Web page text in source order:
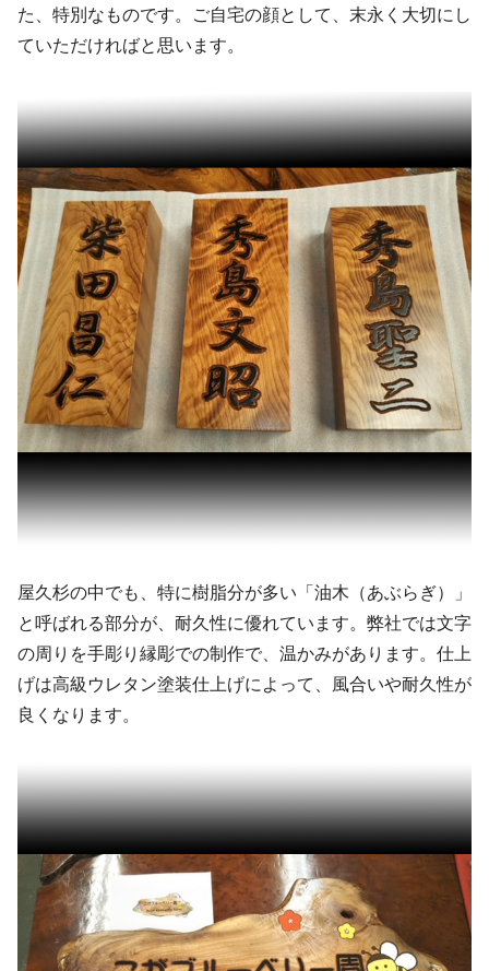
た、特別なものです。ご自宅の顔として、末永く大切にし
ていただければと思います。
屋久杉の中でも、特に樹脂分が多い「油木（あぶらぎ）」
と呼ばれる部分が、耐久性に優れています。弊社では文字
の周りを手彫り縁彫での制作で、温かみがあります。仕上
げは高級ウレタン塗装仕上げによって、風合いや耐久性が
良くなります。